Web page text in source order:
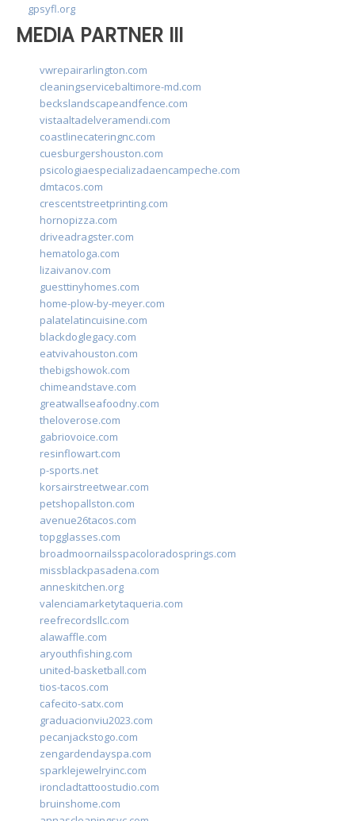
gpsyfl.org
MEDIA PARTNER III
vwrepairarlington.com
cleaningservicebaltimore-md.com
beckslandscapeandfence.com
vistaaltadelveramendi.com
coastlinecateringnc.com
cuesburgershouston.com
psicologiaespecializadaencampeche.com
dmtacos.com
crescentstreetprinting.com
hornopizza.com
driveadragster.com
hematologa.com
lizaivanov.com
guesttinyhomes.com
home-plow-by-meyer.com
palatelatincuisine.com
blackdoglegacy.com
eatvivahouston.com
thebigshowok.com
chimeandstave.com
greatwallseafoodny.com
theloverose.com
gabriovoice.com
resinflowart.com
p-sports.net
korsairstreetwear.com
petshopallston.com
avenue26tacos.com
topgglasses.com
broadmoornailsspacoloradosprings.com
missblackpasadena.com
anneskitchen.org
valenciamarketytaqueria.com
reefrecordsllc.com
alawaffle.com
aryouthfishing.com
united-basketball.com
tios-tacos.com
cafecito-satx.com
graduacionviu2023.com
pecanjackstogo.com
zengardendayspa.com
sparklejewelryinc.com
ironcladtattoostudio.com
bruinshome.com